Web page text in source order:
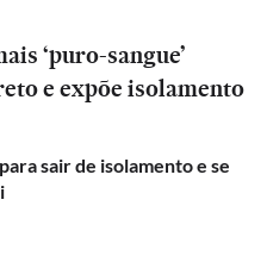
‘puro-sangue’
e expõe isolamento
sair de isolamento e se